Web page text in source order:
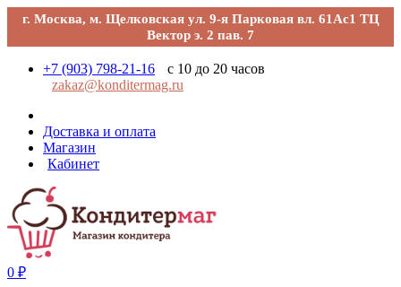
г. Москва, м. Щелковская ул. 9-я Парковая вл. 61Ас1 ТЦ
Вектор э. 2 пав. 7
+7 (903) 798-21-16
с 10 до 20 часов
zakaz@konditermag.ru
Доставка и оплата
Магазин
Кабинет
0 ₽